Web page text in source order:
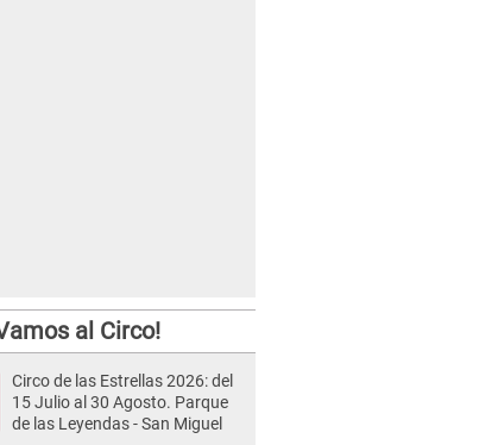
al Circo!
Circo de las Estrellas 2026: del
15 Julio al 30 Agosto. Parque
de las Leyendas - San Miguel